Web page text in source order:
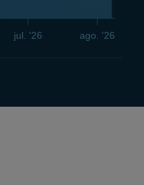
jul. '26 ago. '26